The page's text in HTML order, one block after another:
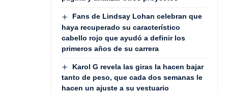
Fans de Lindsay Lohan celebran que
haya recuperado su característico
cabello rojo que ayudó a definir los
primeros años de su carrera
Karol G revela las giras la hacen bajar
tanto de peso, que cada dos semanas le
hacen un ajuste a su vestuario